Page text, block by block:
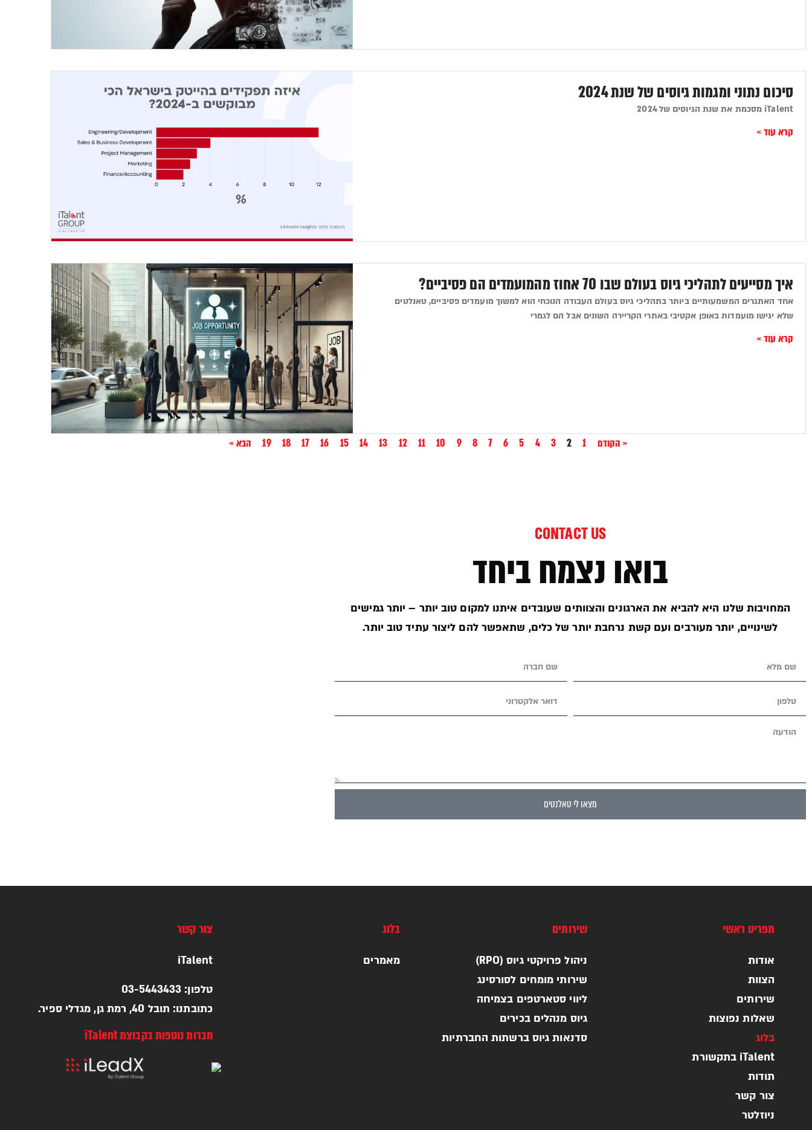
סיכום נתוני ומגמות גיוסים של שנת 2024
iTalent מסכמת את שנת הגיוסים של 2024
קרא עוד »
איך מסייעים לתהליכי גיוס בעולם שבו 70 אחוז מהמועמדים הם פסיביים?
אחד האתגרים המשמעותיים ביותר בתהליכי גיוס בעולם העבודה הנוכחי הוא למשוך מועמדים פסיביים, טאנלטים
שלא יגישו מועמדות באופן אקטיבי באתרי הקריירה השונים אבל הם לגמרי
קרא עוד »
« הקודם 1
2
3
4
5
6
7
8
9
10
11
12
13
14
15
16
17
18
19 הבא »
CONTACT US
בואו נצמח ביחד
המחויבות שלנו היא להביא את הארגונים והצוותים שעובדים איתנו למקום טוב יותר – יותר גמישים
לשינויים, יותר מעורבים ועם קשת נרחבת יותר של כלים, שתאפשר להם ליצור עתיד טוב יותר.
מצאו לי טאלנטים
תפריט ראשי
אודות
הצוות
שירותים
שאלות נפוצות
בלוג
iTalent בתקשורת
תודות
צור קשר
ניוזלטר
שירותים
ניהול פרויקטי גיוס (RPO)
שירותי מומחים לסורסינג
ליווי סטארטפים בצמיחה
גיוס מנהלים בכירים
סדנאות גיוס ברשתות החברתיות
בלוג
מאמרים
צור קשר
iTalent
טלפון: 03-5443433
כתובתנו: תובל 40, רמת גן, מגדלי ספיר.
חברות נוספות בקבוצת iTalent